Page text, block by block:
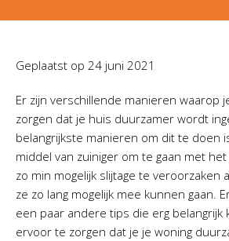
Geplaatst op 24 juni 2021
Er zijn verschillende manieren waarop
zorgen dat je huis duurzamer wordt
belangrijkste manieren om dit te doen
middel van zuiniger om te gaan met
zo min mogelijk slijtage te veroorzaken
ze zo lang mogelijk mee kunnen gaan.
een paar andere tips die erg belangrijk
ervoor te zorgen dat je je woning